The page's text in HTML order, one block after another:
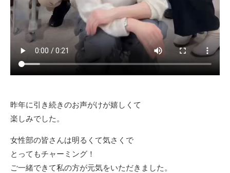
昨年に引き続きのお声がけが嬉しくて
楽しみでした。
女性部の皆さんは明るくて気さくで
とってもチャーミング！
ご一緒できて私の方が元気をいただきました。